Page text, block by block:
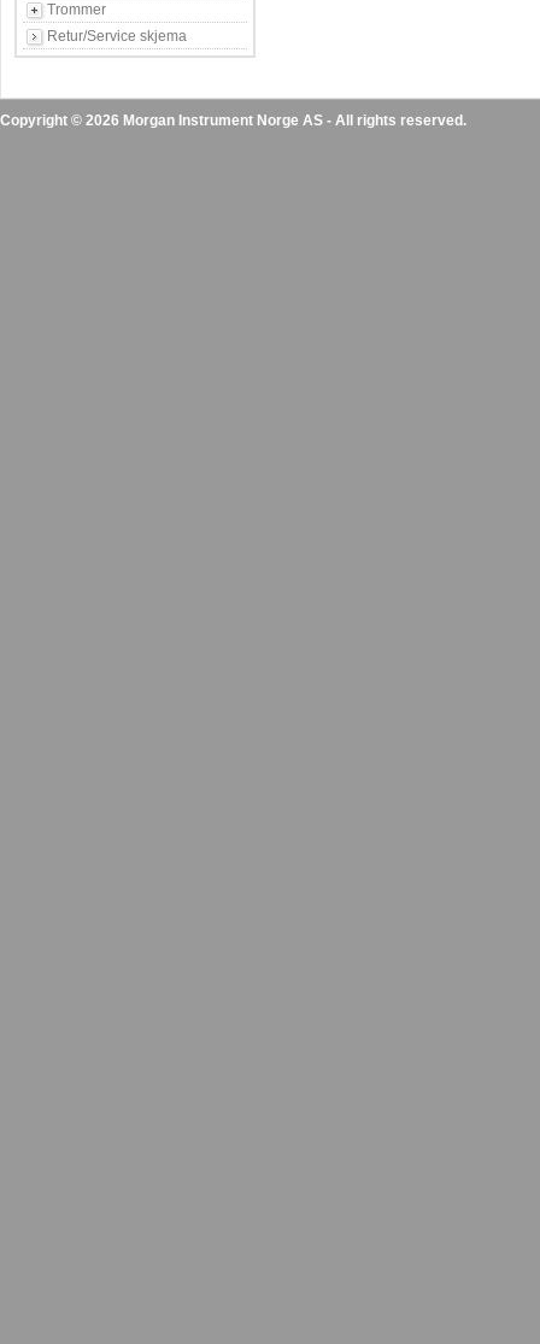
Trommer
Retur/Service skjema
Copyright © 2026 Morgan Instrument Norge AS - All rights reserved.